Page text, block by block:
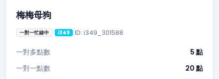
梅梅母狗
一對一忙線中 i349 ID: i349_301588
一對多點數
5 點
一對一點數
20 點